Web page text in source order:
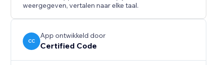
weergegeven, vertalen naar elke taal.
CC
App ontwikkeld door
Certified Code